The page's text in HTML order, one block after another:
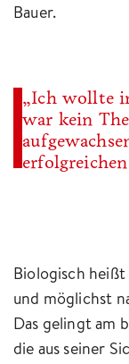
Bauer.
„Ich wollte
war kein
Biologisch
und möglichst
Das gelingt am
die aus seiner